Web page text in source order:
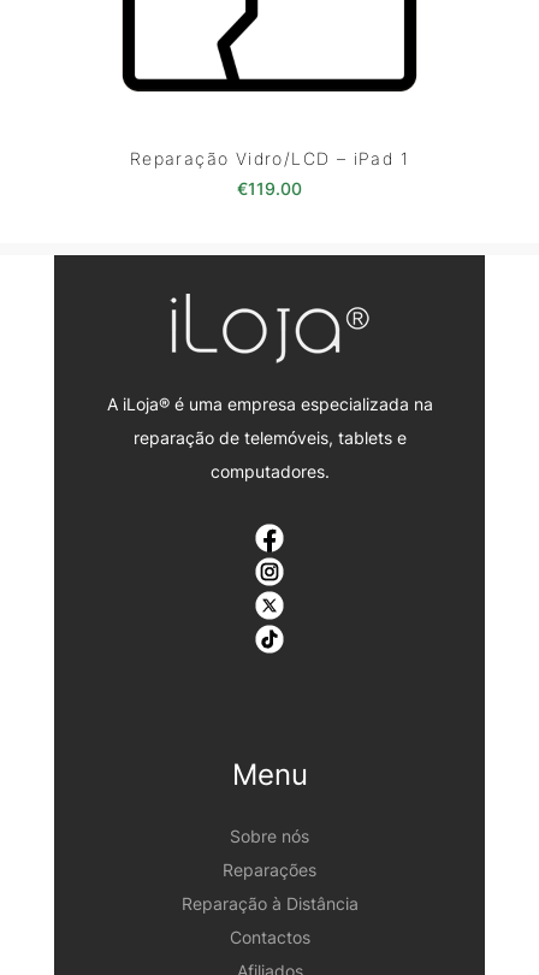
Reparação Vidro/LCD – iPad 1
€119.00
A iLoja® é uma empresa especializada na
reparação de telemóveis, tablets e
computadores.
Menu
Sobre nós
Reparações
Reparação à Distância
Contactos
Afiliados